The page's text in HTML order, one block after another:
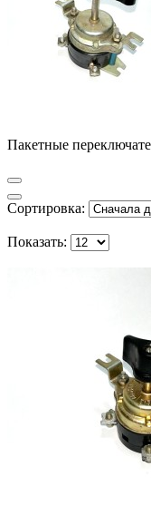
Пакетные
Сортировка:
Показать: